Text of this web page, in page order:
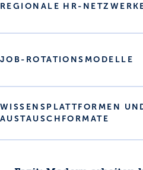
REGIONALE HR-
JOB-ROTATIONSMODELLE
WISSENSPLATTFORMEN
AUSTAUSCHFORMATE